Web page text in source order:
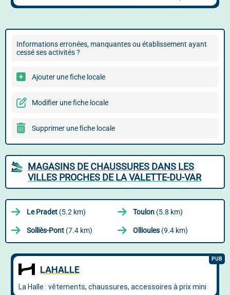
Informations erronées, manquantes ou établissement ayant
cessé ses activités ?
Ajouter une fiche locale
Modifier une fiche locale
Supprimer une fiche locale
MAGASINS DE CHAUSSURES DANS LES
VILLES PROCHES DE LA VALETTE-DU-VAR
Le Pradet (5.2 km) Toulon (5.8 km)
Solliès-Pont (7.4 km) Ollioules (9.4 km)